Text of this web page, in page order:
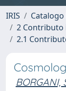
IRIS
2 Contributo
2.1
BORGANI,